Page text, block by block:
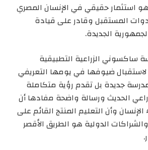
استثمار حقيقي في الإنسان المصري
المستقبل وقادر على قيادة
الجديدة.
ساكسوني الزراعية التطبيقية
لاستقبال ضيوفها في يومها التعريفي
جديدة بل تقدم رؤية متكاملة
الحديث ورسالة واضحة مفادها أن
الإنسان وأن التعليم المنتج القائم على
الدولية هو الطريق الأقصر